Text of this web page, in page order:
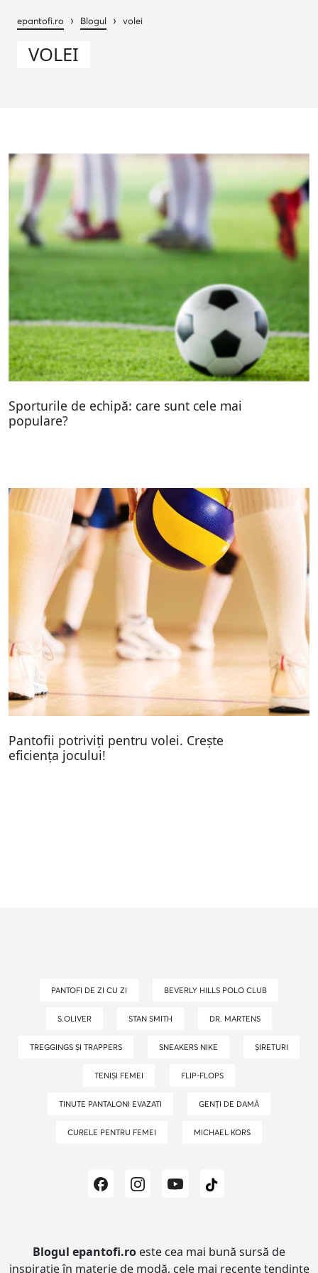
epantofi.ro › Blogul › volei
VOLEI
Sporturile de echipă: care sunt cele mai
populare?
Pantofii potriviți pentru volei. Crește
eficiența jocului!
PANTOFI DE ZI CU ZI BEVERLY HILLS POLO CLUB
S.OLIVER STAN SMITH DR. MARTENS
TREGGINGS ȘI TRAPPERS SNEAKERS NIKE ȘIRETURI
TENIȘI FEMEI FLIP-FLOPS
TINUTE PANTALONI EVAZATI GENȚI DE DAMĂ
CURELE PENTRU FEMEI MICHAEL KORS
Blogul epantofi.ro este cea mai bună sursă de
inspirație în materie de modă, cele mai recente tendințe